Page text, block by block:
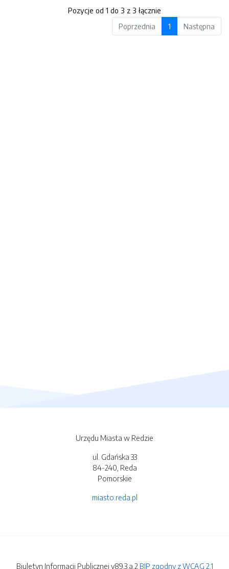
Pozycje od 1 do 3 z 3 łącznie
Poprzednia
1 Następna
Urzędu Miasta w Redzie
ul. Gdańska 33
84-240, Reda
Pomorskie
miasto.reda.pl
Biuletyn Informacji Publicznej v89.3.a.2 BIP zgodny z WCAG 2.1